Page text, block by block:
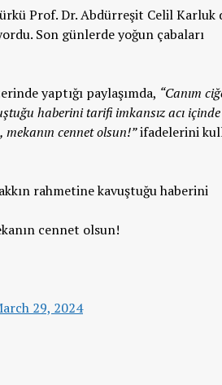
Prof. Dr. Abdürreşit Celil Karluk
Son günlerde yoğun çabaları
yaptığı paylaşımda, “Canım
haberini tarifi imkansız acı içinde
cennet olsun!”ifadelerini
rahmetine kavuştuğu haberini
cennet olsun!
29, 2024